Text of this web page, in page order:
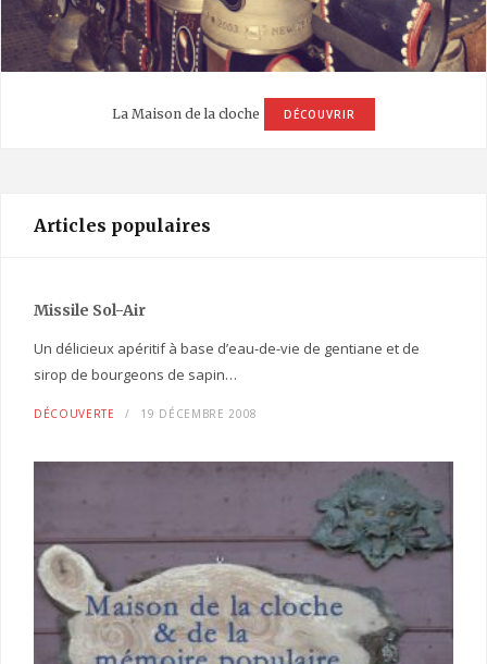
La Maison de la cloche DÉCOUVRIR
Articles populaires
Missile Sol-Air
Un délicieux apéritif à base d’eau-de-vie de gentiane et de
sirop de bourgeons de sapin…
DÉCOUVERTE 19 DÉCEMBRE 2008